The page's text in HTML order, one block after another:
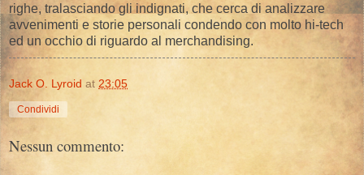
righe, tralasciando gli indignati, che cerca di analizzare
avvenimenti e storie personali condendo con molto hi-tech
ed un occhio di riguardo al merchandising.
Jack O. Lyroid at 23:05
Condividi
Nessun commento: